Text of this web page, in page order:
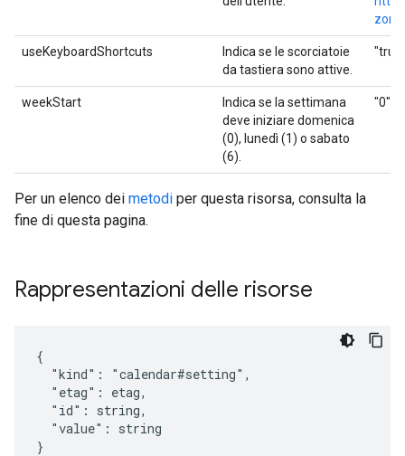
useKeyboardShortcuts
Indica se le scorciatoie
da tastiera sono attive.
weekStart
Indica se la settimana
deve iniziare domenica
(0), lunedì (1) o sabato
(6).
"0",
Per un elenco dei metodi per questa risorsa, consulta la
fine di questa pagina.
Rappresentazioni delle risorse
{
  "kind": "calendar#setting",
  "etag":
etag,
  "id":
string,
  "value":
string
}